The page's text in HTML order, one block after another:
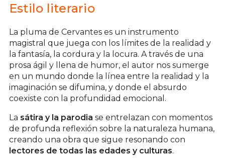
Estilo literario
La pluma de Cervantes es un instrumento
magistral que juega con los límites de la realidad y
la fantasía, la cordura y la locura. A través de una
prosa ágil y llena de humor, el autor nos sumerge
en un mundo donde la línea entre la realidad y la
imaginación se difumina, y donde el absurdo
coexiste con la profundidad emocional.
La sátira y la parodia se entrelazan con momentos
de profunda reflexión sobre la naturaleza humana,
creando una obra que sigue resonando con
lectores de todas las edades y culturas.